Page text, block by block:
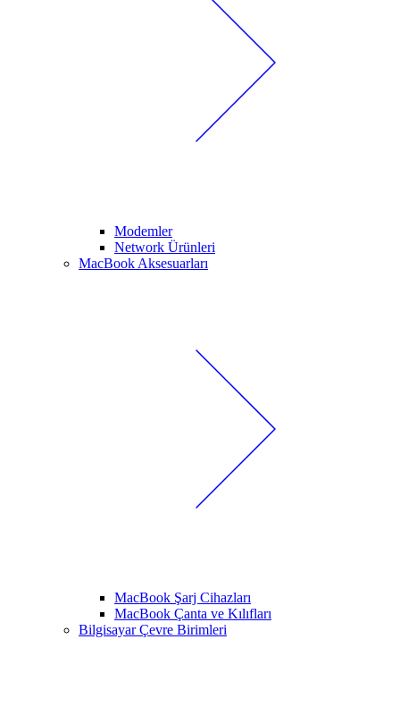
Modemler
Network Ürünleri
MacBook Aksesuarları
MacBook Şarj Cihazları
MacBook Çanta ve Kılıfları
Bilgisayar Çevre Birimleri